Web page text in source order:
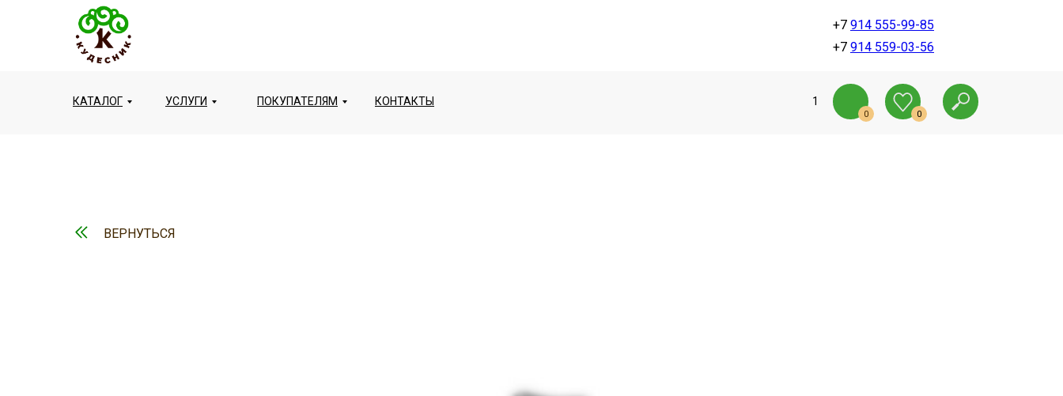
+7 914 559-03-56
+7 914 555-99-85
КОНТАКТЫ
КАТАЛОГ ПОКУПАТЕЛЯМ
УСЛУГИ
0 0
1
ВЕРНУТЬСЯ